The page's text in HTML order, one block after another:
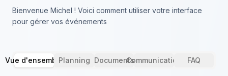
Bienvenue Michel ! Voici comment utiliser votre interface
pour gérer vos événements
Vue d'ensemblePlanning DocumentsCommunication FAQ